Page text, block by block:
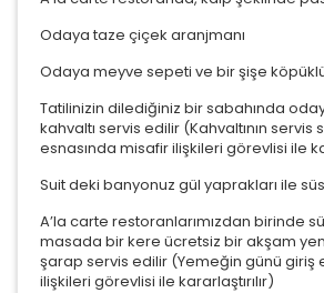
Odaya taze çiçek aranjmanı
Odaya meyve sepeti ve bir şişe
Tatilinizin dilediğiniz bir sabahında
kahvaltı servis edilir (Kahvaltının servis
esnasında misafir ilişkileri görevlisi ile
Suit deki banyonuz gül yaprakları ile
A’la carte restoranlarımızdan birinde
masada bir kere ücretsiz bir akşam
şarap servis edilir (Yemeğin günü giriş
ilişkileri görevlisi ile kararlaştırılır)